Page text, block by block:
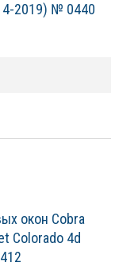
2019) № 0440
окон Cobra
Colorado 4d